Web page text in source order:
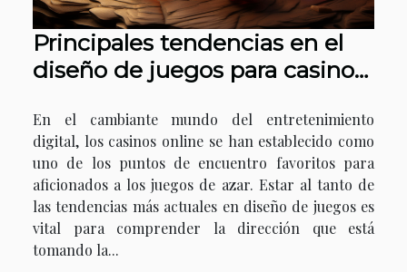
Principales tendencias en el
diseño de juegos para casinos
En el cambiante mundo del entretenimiento
digital, los casinos online se han establecido como
uno de los puntos de encuentro favoritos para
aficionados a los juegos de azar. Estar al tanto de
las tendencias más actuales en diseño de juegos es
vital para comprender la dirección que está
tomando la...